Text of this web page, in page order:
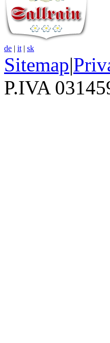
de | it | sk
Sitemap|
P.IVA